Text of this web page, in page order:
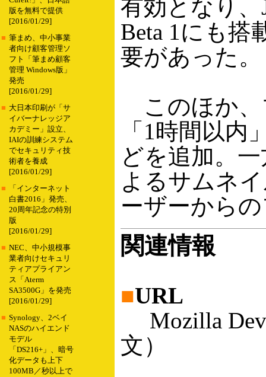
版を無料で提供
[2016/01/29]
■ 筆まめ、中小事業
者向け顧客管理ソ
フト「筆まめ顧客
管理 Windows版」
発売
[2016/01/29]
■ 大日本印刷が「サ
イバーナレッジア
カデミー」設立、
IAIの訓練システム
でセキュリティ技
術者を養成
[2016/01/29]
■
「インターネット
白書2016」発売、
20周年記念の特別
版
[2016/01/29]
■ NEC、中小規模事
業者向けセキュリ
ティアプライアン
ス「Aterm
SA3500G」を発売
[2016/01/29]
■ Synology、2ベイ
NASのハイエンド
モデル
「DS216+」、暗号
化データも上下
100MB／秒以上で
有効となり、
Beta 1にも搭
要があった。
このほか、
「1時間以
どを追加。
よるサムネ
ーザーから
関連情報
■URL
Mozilla
文）